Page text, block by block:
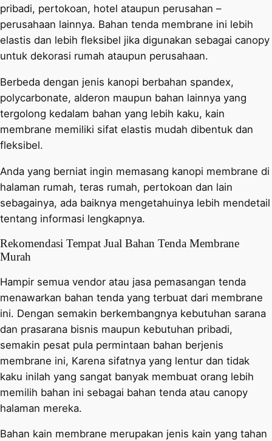
pribadi, pertokoan, hotel ataupun perusahan –
perusahaan lainnya. Bahan tenda membrane ini lebih
elastis dan lebih fleksibel jika digunakan sebagai canopy
untuk dekorasi rumah ataupun perusahaan.
Berbeda dengan jenis kanopi berbahan spandex,
polycarbonate, alderon maupun bahan lainnya yang
tergolong kedalam bahan yang lebih kaku, kain
membrane memiliki sifat elastis mudah dibentuk dan
fleksibel.
Anda yang berniat ingin memasang kanopi membrane di
halaman rumah, teras rumah, pertokoan dan lain
sebagainya, ada baiknya mengetahuinya lebih mendetail
tentang informasi lengkapnya.
Rekomendasi Tempat Jual Bahan Tenda Membrane
Murah
Hampir semua vendor atau jasa pemasangan tenda
menawarkan bahan tenda yang terbuat dari membrane
ini. Dengan semakin berkembangnya kebutuhan sarana
dan prasarana bisnis maupun kebutuhan pribadi,
semakin pesat pula permintaan bahan berjenis
membrane ini, Karena sifatnya yang lentur dan tidak
kaku inilah yang sangat banyak membuat orang lebih
memilih bahan ini sebagai bahan tenda atau canopy
halaman mereka.
Bahan kain membrane merupakan jenis kain yang tahan